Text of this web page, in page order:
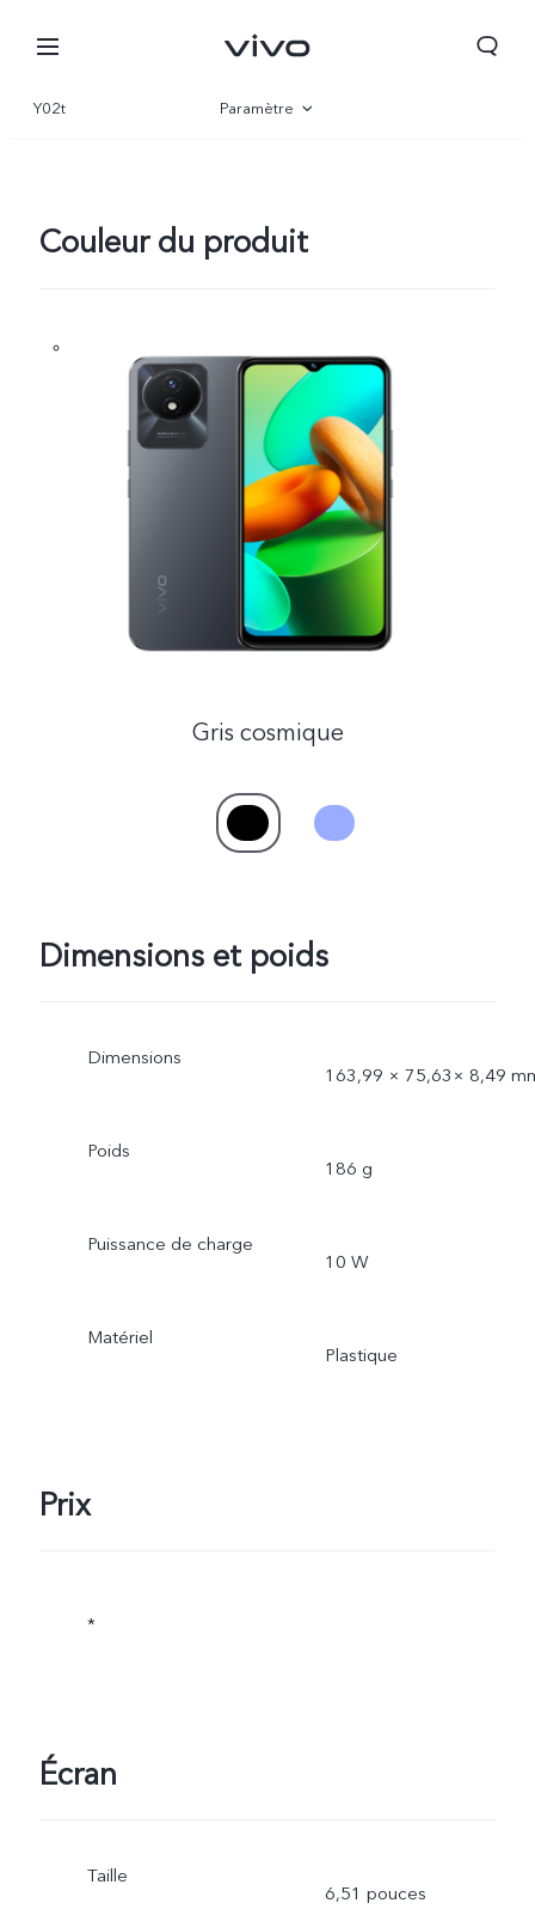
Y02t Paramètre
Couleur du produit
Gris cosmique
Dimensions et poids
Dimensions
163,99 × 75,63× 8,49
Poids
186 g
Puissance de charge
10 W
Matériel
Plastique
Prix
*
Écran
Taille
6,51 pouces